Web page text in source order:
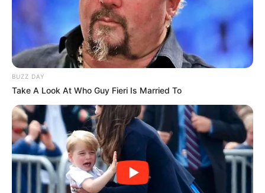
BUZZ DAY
Take A Look At Who Guy Fieri Is Married To